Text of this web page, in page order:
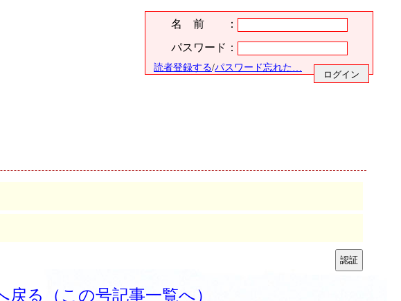
名 前 ：
パスワード：
読者登録する/パスワード忘れた…
る（この号記事一覧へ）